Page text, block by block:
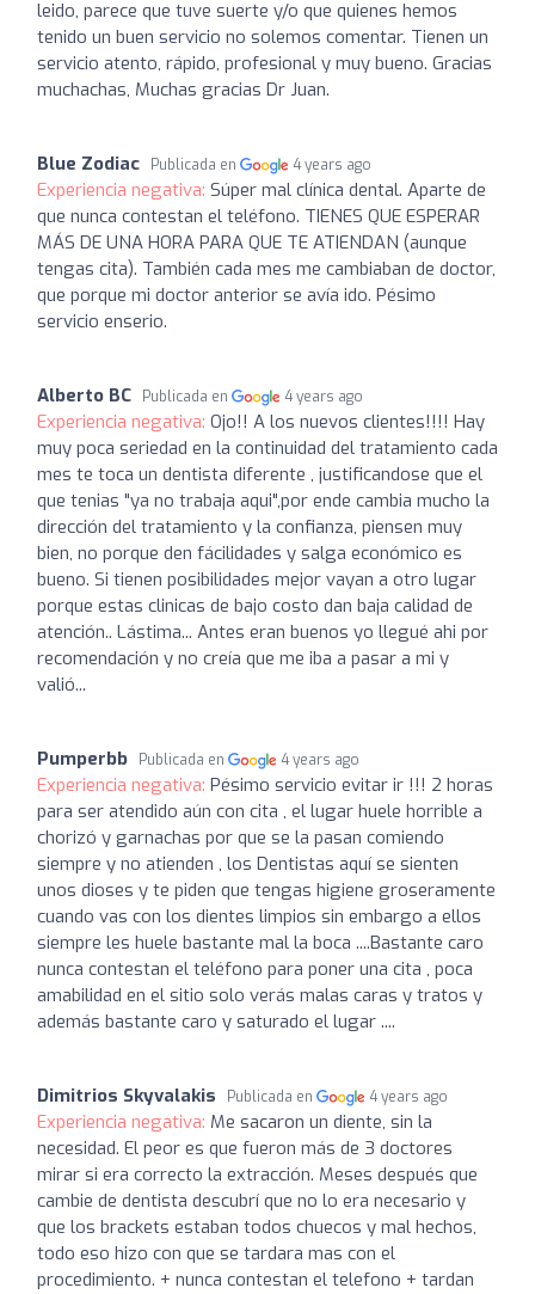
leido, parece que tuve suerte y/o que quienes hemos
tenido un buen servicio no solemos comentar. Tienen un
servicio atento, rápido, profesional y muy bueno. Gracias
muchachas, Muchas gracias Dr Juan.
Blue Zodiac Publicada en 4 years ago
Experiencia negativa: Súper mal clínica dental. Aparte de
que nunca contestan el teléfono. TIENES QUE ESPERAR
MÁS DE UNA HORA PARA QUE TE ATIENDAN (aunque
tengas cita). También cada mes me cambiaban de doctor,
que porque mi doctor anterior se avía ido. Pésimo
servicio enserio.
Alberto BC Publicada en 4 years ago
Experiencia negativa: Ojo!! A los nuevos clientes!!!! Hay
muy poca seriedad en la continuidad del tratamiento cada
mes te toca un dentista diferente , justificandose que el
que tenias "ya no trabaja aqui",por ende cambia mucho la
dirección del tratamiento y la confianza, piensen muy
bien, no porque den fácilidades y salga económico es
bueno. Si tienen posibilidades mejor vayan a otro lugar
porque estas clinicas de bajo costo dan baja calidad de
atención.. Lástima... Antes eran buenos yo llegué ahi por
recomendación y no creía que me iba a pasar a mi y
valió...
Pumperbb Publicada en 4 years ago
Experiencia negativa: Pésimo servicio evitar ir !!! 2 horas
para ser atendido aún con cita , el lugar huele horrible a
chorizó y garnachas por que se la pasan comiendo
siempre y no atienden , los Dentistas aquí se sienten
unos dioses y te piden que tengas higiene groseramente
cuando vas con los dientes limpios sin embargo a ellos
siempre les huele bastante mal la boca ....Bastante caro
nunca contestan el teléfono para poner una cita , poca
amabilidad en el sitio solo verás malas caras y tratos y
además bastante caro y saturado el lugar ....
Dimitrios Skyvalakis Publicada en 4 years ago
Experiencia negativa: Me sacaron un diente, sin la
necesidad. El peor es que fueron más de 3 doctores
mirar si era correcto la extracción. Meses después que
cambie de dentista descubrí que no lo era necesario y
que los brackets estaban todos chuecos y mal hechos,
todo eso hizo con que se tardara mas con el
procedimiento. + nunca contestan el telefono + tardan